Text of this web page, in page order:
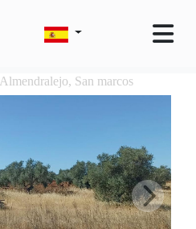
San marcos